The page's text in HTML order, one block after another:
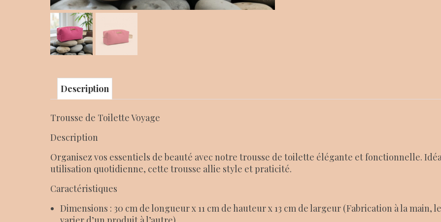
Description
Trousse de Toilette Voyage
Description
Organisez vos essentiels de beauté avec notre trousse de toilette élégante et fonctionnelle.
utilisation quotidienne, cette trousse allie style et praticité.
Caractéristiques
Dimensions : 30 cm de longueur x 11 cm de hauteur x 13 cm de largeur (Fabrication à la